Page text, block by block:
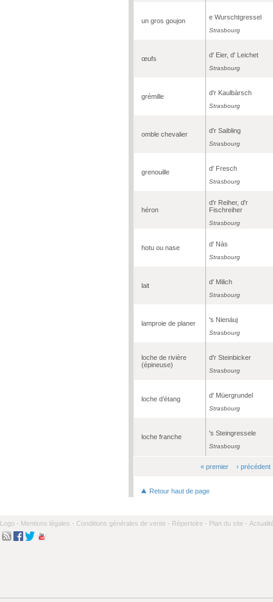
un gros goujon e Wurschtgressel
Strasbourg
œufs d' Eier, d' Leichet
Strasbourg
grémille d'r Kaulbàrsch
Strasbourg
omble chevalier d'r Saibling
Strasbourg
grenouille d' Fresch
Strasbourg
héron
d'r Reiher, d'r
Fischreiher
Strasbourg
hotu ou nase d' Nàs
Strasbourg
lait d' Milich
Strasbourg
lamproie de planer 's Nienäuj
Strasbourg
loche de rivière
(épineuse)
d'r Steinbicker
Strasbourg
loche d’étang d' Müergrundel
Strasbourg
loche franche 's Steingressele
Strasbourg
« premier ‹ précédent
Retour haut de page
Logo - Mentions légales - Conditions générales de vente - Répertoire - Plan du site -